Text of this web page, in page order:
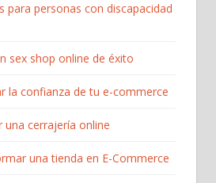
para personas con discapacidad
sex shop online de éxito
la confianza de tu e-commerce
una cerrajería online
una tienda en E-Commerce